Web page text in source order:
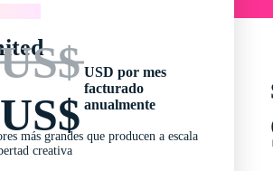
USD por mes
facturado
anualmente
más grandes que producen a escala
creativa